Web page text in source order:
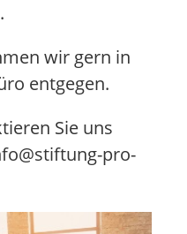
wir gern in
entgegen.
Sie uns
pro-